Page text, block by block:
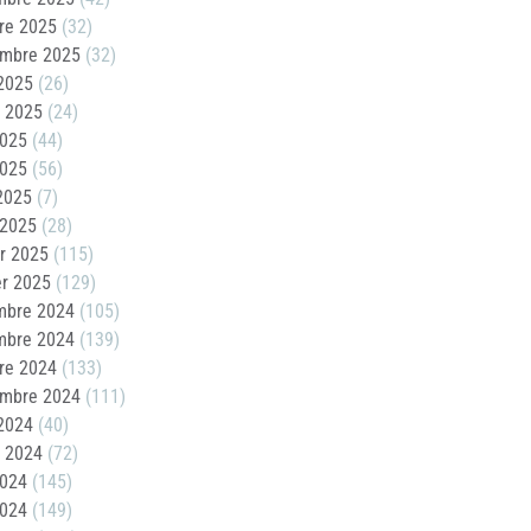
2025(32)
2025(32)
(26)
(24)
(44)
(56)
(7)
(28)
2025(115)
2025(129)
2024(105)
2024(139)
2024(133)
2024(111)
(40)
(72)
(145)
(149)